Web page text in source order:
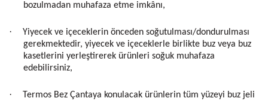
bozulmadan muhafaza etme imkânı,
·
Yiyecek ve içeceklerin önceden soğutulması/dondurulması
gerekmektedir, yiyecek ve içeceklerle birlikte buz veya buz
kasetlerini yerleştirerek ürünleri soğuk muhafaza
edebilirsiniz,
·
Termos Bez Çantaya konulacak ürünlerin tüm yüzeyi buz jeli